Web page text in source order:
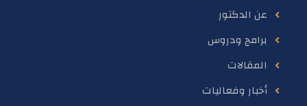
عن الدكتور
برامج ودروس
المقالات
أخبار وفعاليات